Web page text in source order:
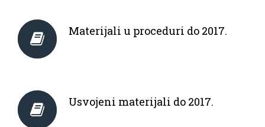
Materijali u proceduri do 2017.
Usvojeni materijali do 2017.